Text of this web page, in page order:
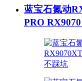
蓝宝石氮动
PRO